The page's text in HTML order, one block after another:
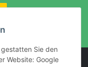
Sie den
Website: Google